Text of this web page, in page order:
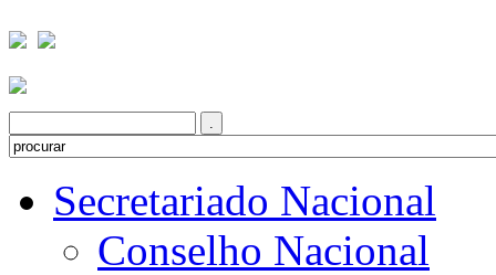
Secretariado Nacional
Conselho Nacional